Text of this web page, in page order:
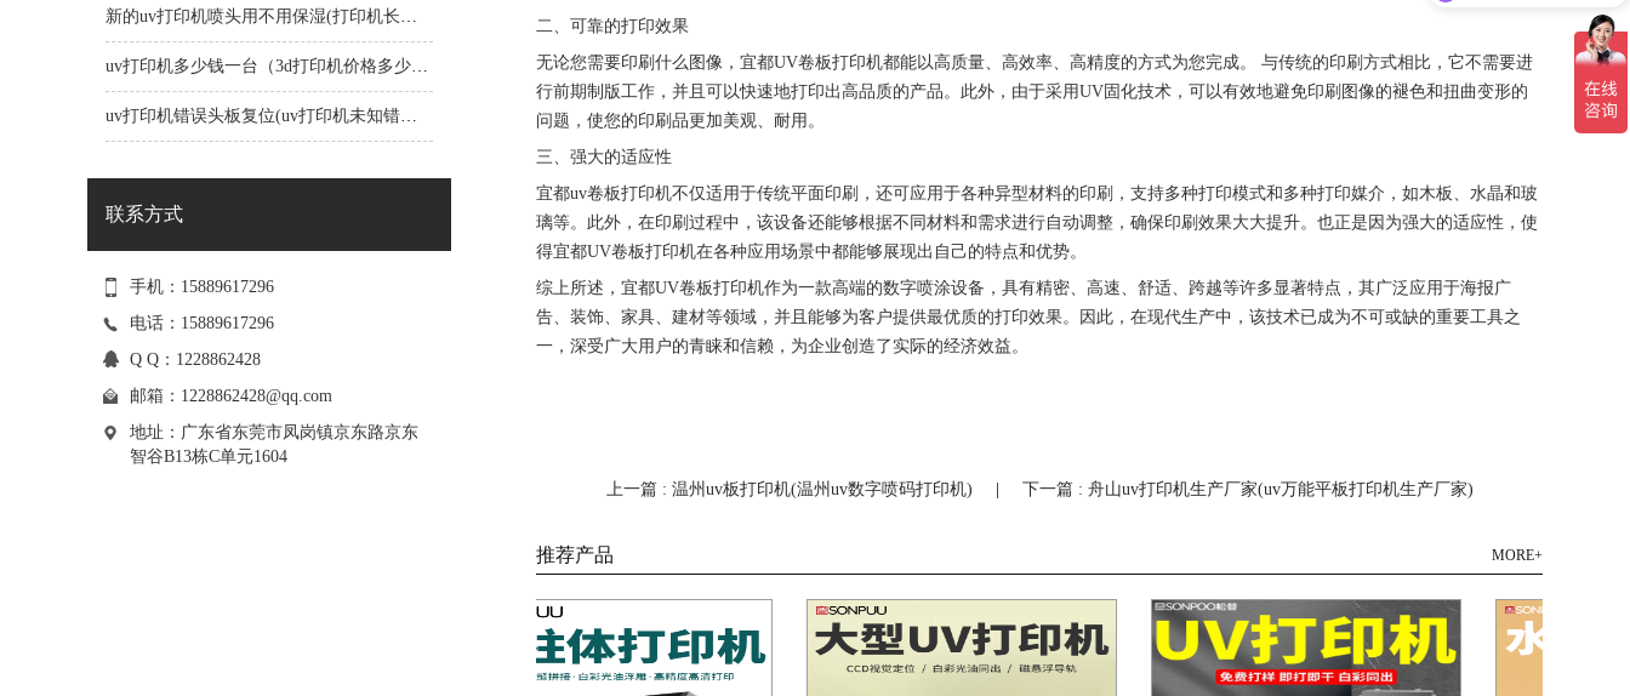
新的uv打印机喷头用不用保湿(打印机长时间不用喷头会堵吗)
uv打印机多少钱一台（3d打印机价格多少钱一台）
uv打印机错误头板复位(uv打印机未知错误1191)
联系方式
手机：15889617296
电话：15889617296
Q Q：1228862428
邮箱： 1228862428@qq.com
地址：广东省东莞市凤岗镇京东路京东
智谷B13栋C单元1604
二、可靠的打印效果
无论您需要印刷什么图像，宜都UV卷板打印机都能以高质量、高效率、高精度的方式为您完成。 与传统的印刷方式相比，它不需要进
行前期制版工作，并且可以快速地打印出高品质的产品。此外，由于采用UV固化技术，可以有效地避免印刷图像的褪色和扭曲变形的
问题，使您的印刷品更加美观、耐用。
三、强大的适应性
宜都uv卷板打印机不仅适用于传统平面印刷，还可应用于各种异型材料的印刷，支持多种打印模式和多种打印媒介，如木板、水晶和玻
璃等。此外，在印刷过程中，该设备还能够根据不同材料和需求进行自动调整，确保印刷效果大大提升。也正是因为强大的适应性，使
得宜都UV卷板打印机在各种应用场景中都能够展现出自己的特点和优势。
综上所述，宜都UV卷板打印机作为一款高端的数字喷涂设备，具有精密、高速、舒适、跨越等许多显著特点，其广泛应用于海报广
告、装饰、家具、建材等领域，并且能够为客户提供最优质的打印效果。因此，在现代生产中，该技术已成为不可或缺的重要工具之
一，深受广大用户的青睐和信赖，为企业创造了实际的经济效益。
上一篇 : 温州uv板打印机(温州uv数字喷码打印机) 下一篇 : 舟山uv打印机生产厂家(uv万能平板打印机生产厂家)
推荐产品 MORE+
你们是怎么收费的呢